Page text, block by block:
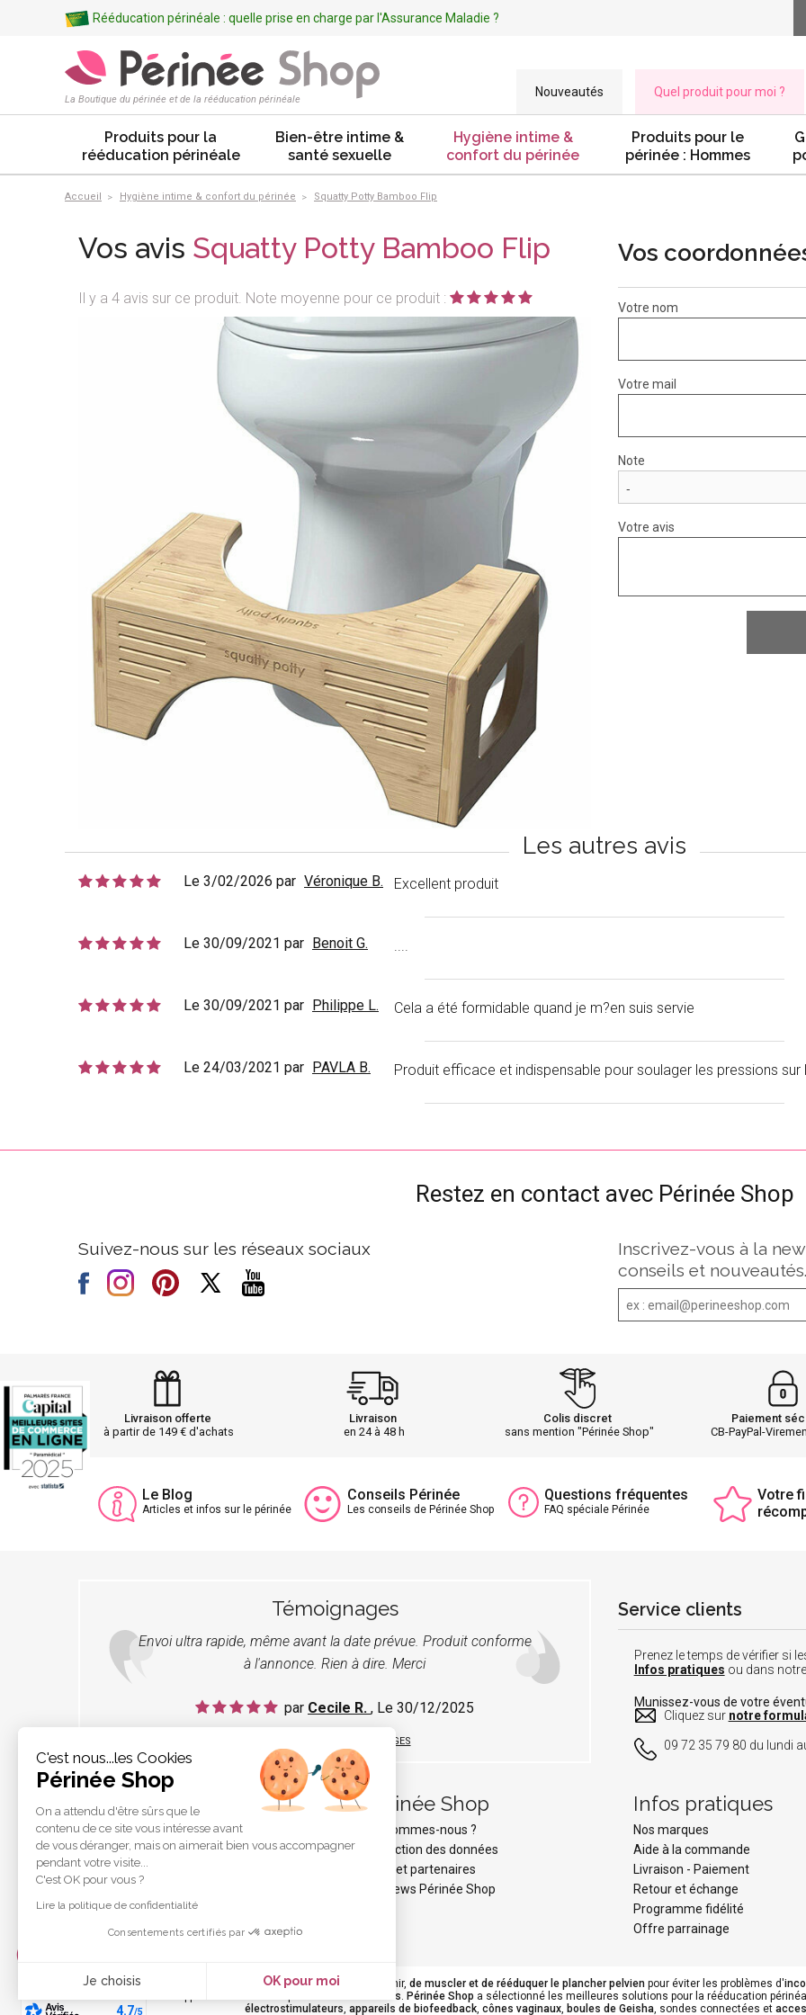
Rééducation périnéale : quelle prise en charge par l'Assurance Maladie ?
La Boutique du périnée et de la rééducation périnéale
Nouveautés Quel produit pour moi ?
Produits pour la
rééducation périnéale
Bien-être intime &
santé sexuelle
Hygiène intime &
confort du périnée
Produits pour le
périnée : Hommes
Accueil Hygiène intime & confort du périnée Squatty Potty Bamboo Flip
Vos avis Squatty Potty Bamboo Flip
Il y a 4 avis sur ce produit. Note moyenne pour ce produit :
Vos
Votre nom
Votre mail
Note
Votre avis
Les autres avis
Le 3/02/2026 par Véronique B. Excellent produit
Le 30/09/2021 par Benoit G. ....
Le 30/09/2021 par Philippe L. Cela a été formidable quand je m?en suis servie
Le 24/03/2021 par PAVLA B. Produit efficace et indispensable pour soulager les pressions sur
Restez en contact avec Périnée Shop
Suivez-nous sur les réseaux sociaux
Inscrivez-vous à la
conseils et nouveautés.
Livraison offerte
à partir de 149 € d'achats
Livraison
en 24 à 48 h
Colis discret
sans mention "Périnée Shop"
Paiement
CB-PayPal-
Le Blog
Articles et infos sur le périnée
Conseils Périnée
Les conseils de Périnée Shop
Questions fréquentes
FAQ spéciale Périnée
Votre
Témoignages
Envoi ultra rapide, même avant la date prévue. Produit conforme
à l'annonce. Rien à dire. Merci
par Cecile R. , Le 30/12/2025
LIRE TOUS LES TÉMOIGNAGES
Service clients
Prenez le temps de vérifier si
Infos pratiques ou dans
Munissez-vous de votre
Cliquez sur notre
09 72 35 79 80 du lundi
Périnée Shop
Qui sommes-nous ?
Protection des données
Liens et partenaires
Les news Périnée Shop
Infos pratiques
Nos marques
Aide à la commande
Livraison - Paiement
Retour et échange
Programme fidélité
Offre parrainage
Votrepérinée est précieux ! Il est donc primordial d'entretenir, de muscler et de rééduquer le plancher pelvien pour éviter les problèmes d'
fuites urinaires. Périnée Shop a sélectionné les meilleures solutions pour la rééducation
électrostimulateurs, appareils de biofeedback, cônes vaginaux, boules de Geisha, sondes connectées et
C'est nous...les Cookies
Périnée Shop
On a attendu d'être sûrs que le
contenu de ce site vous intéresse avant
de vous déranger, mais on aimerait bien vous accompagner
pendant votre visite...
C'est OK pour vous ?
Lire la politique de confidentialité
Consentements certifiés par
Je choisis
OK pour moi
Axeptio consent
Plateforme de Gestion du Consentement : Personnalisez vos Options